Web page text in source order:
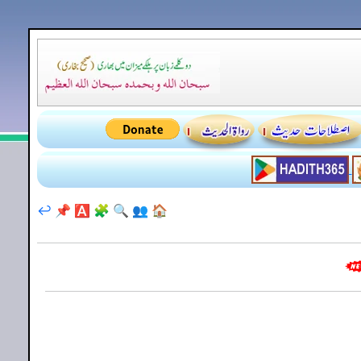
🏠
👥
🔍
🧩
🅰️
📌
↩️